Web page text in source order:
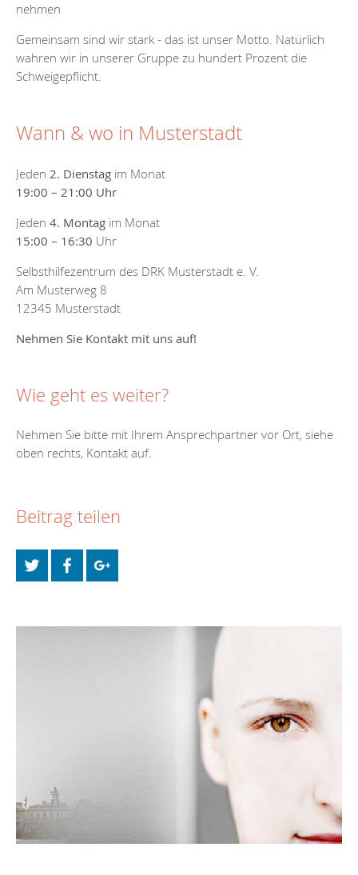
nehmen
Gemeinsam sind wir stark - das ist unser Motto. Natürlich
wahren wir in unserer Gruppe zu hundert Prozent die
Schweigepflicht.
Wann & wo in Musterstadt
Jeden 2. Dienstag im Monat
19:00 – 21:00 Uhr
Jeden 4. Montag im Monat
15:00 – 16:30 Uhr
Selbsthilfezentrum des DRK Musterstadt e. V.
Am Musterweg 8
12345 Musterstadt
Nehmen Sie Kontakt mit uns auf!
Wie geht es weiter?
Nehmen Sie bitte mit Ihrem Ansprechpartner vor Ort, siehe
oben rechts, Kontakt auf.
Beitrag teilen